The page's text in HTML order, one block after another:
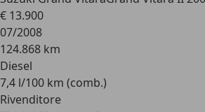
€ 13.900
07/2008
124.868 km
Diesel
7,4 l/100 km (comb.)
Rivenditore